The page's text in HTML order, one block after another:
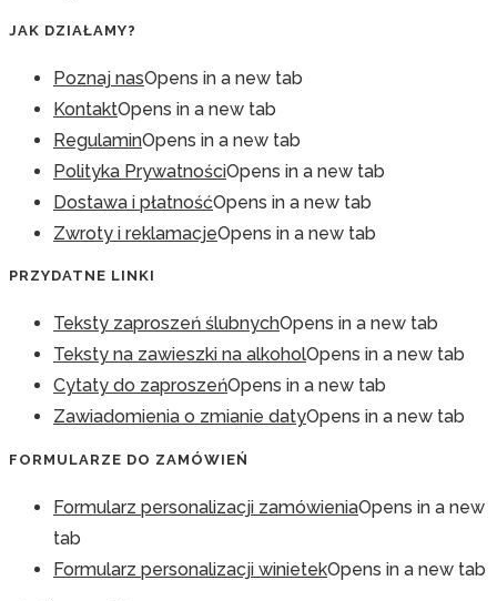
JAK DZIAŁAMY?
Poznaj nasOpens in a new tab
KontaktOpens in a new tab
RegulaminOpens in a new tab
Polityka PrywatnościOpens in a new tab
Dostawa i płatnośćOpens in a new tab
Zwroty i reklamacjeOpens in a new tab
PRZYDATNE LINKI
Teksty zaproszeń ślubnychOpens in a new tab
Teksty na zawieszki na alkoholOpens in a new tab
Cytaty do zaproszeńOpens in a new tab
Zawiadomienia o zmianie datyOpens in a new tab
FORMULARZE DO ZAMÓWIEŃ
Formularz personalizacji zamówieniaOpens in a new
tab
Formularz personalizacji winietekOpens in a new tab